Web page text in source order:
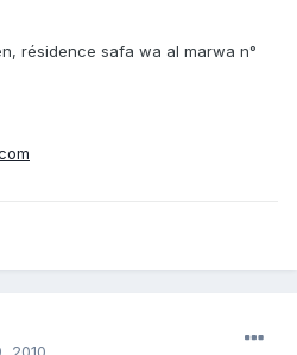
résidence safa wa al marwa n°